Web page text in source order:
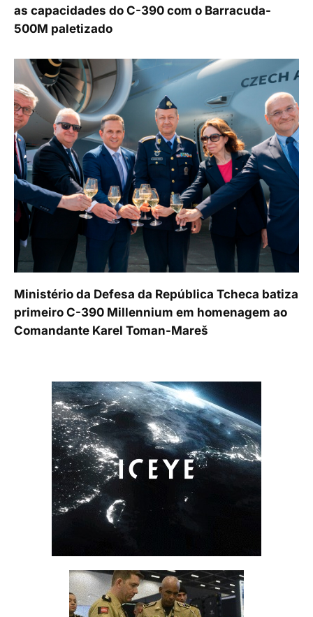
as capacidades do C-390 com o Barracuda-
500M paletizado
Ministério da Defesa da República Tcheca batiza
primeiro C-390 Millennium em homenagem ao
Comandante Karel Toman-Mareš